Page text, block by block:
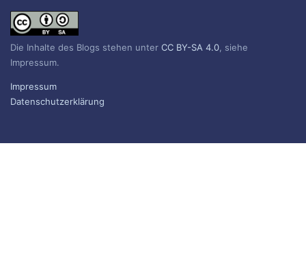
Die Inhalte des Blogs stehen unter CC BY-SA 4.0 , siehe
Impressum.
Impressum
Datenschutzerklärung